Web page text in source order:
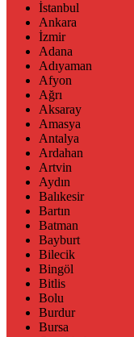
İstanbul
Ankara
İzmir
Adana
Adıyaman
Afyon
Ağrı
Aksaray
Amasya
Antalya
Ardahan
Artvin
Aydın
Balıkesir
Bartın
Batman
Bayburt
Bilecik
Bingöl
Bitlis
Bolu
Burdur
Bursa